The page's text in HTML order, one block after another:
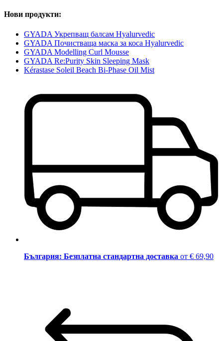
Нови продукти:
GYADA Укрепващ балсам Hyalurvedic
GYADA Почистваща маска за коса Hyalurvedic
GYADA Modelling Curl Mousse
GYADA Re:Purity Skin Sleeping Mask
Kérastase Soleil Beach Bi-Phase Oil Mist
България: Безплатна стандартна доставка от € 69,90